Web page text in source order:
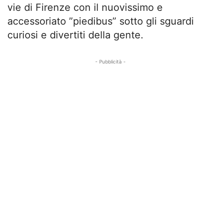
vie di Firenze con il nuovissimo e
accessoriato ”piedibus” sotto gli sguardi
curiosi e divertiti della gente.
- Pubblicità -